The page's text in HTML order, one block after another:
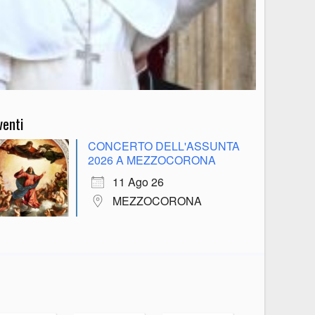
CONCERTO DELL'ASSUNTA
2026 A MEZZOCORONA
11 Ago 26
MEZZOCORONA